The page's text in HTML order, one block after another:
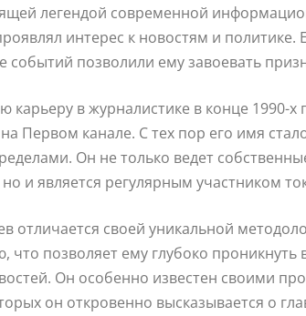
легендой современной
интерес к новостям и
событий позволили ему завоевать
карьеру в журналистике в конце 1990-х
Первом канале. С тех пор его имя
Он не только ведет
и является регулярным участником
отличается своей уникальной
что позволяет ему глубоко
Он особенно известен своими
он откровенно высказывается о